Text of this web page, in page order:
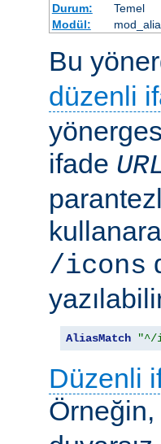
Durum:
Temel
Modül:
Bu
düzenli
ifade
/icons
AliasMatch "^/
Düzenli
Örneğin,